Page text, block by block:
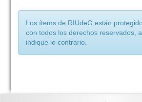
Los ítems de RIUdeG están
con todos los derechos reservados,
indique lo contrario.